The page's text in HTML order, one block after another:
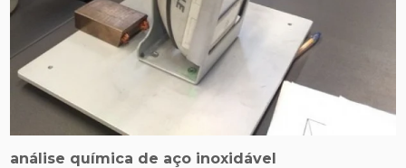
análise química de aço inoxidável